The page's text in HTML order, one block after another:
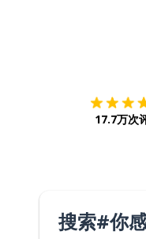
17.7万次
搜索#你